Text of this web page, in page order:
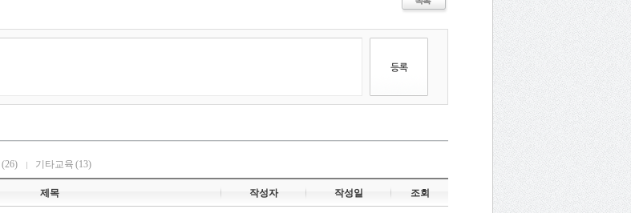
(26) 기타교육 (13)
제목 작성자 작성일 조회